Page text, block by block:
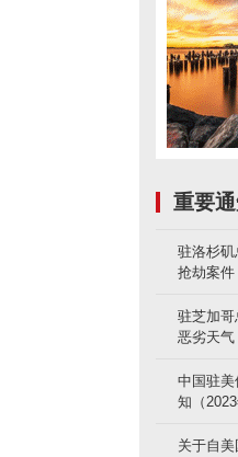
重要
驻洛杉
抢劫案件
驻芝加
恶劣天气
中国驻
知（2023
关于自